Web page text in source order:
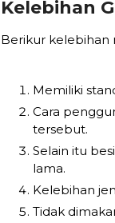
Kelebihan
Berikur kelebihan
Memiliki
Cara
tersebut.
Selain itu
lama.
Kelebihan
Tidak